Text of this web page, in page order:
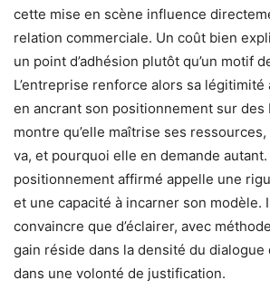
cette mise en scène influence
relation commerciale. Un coût bien
un point d’adhésion plutôt qu’un motif
L’entreprise renforce alors sa
en ancrant son positionnement sur des
montre qu’elle maîtrise ses ressources,
va, et pourquoi elle en demande autant.
positionnement affirmé appelle une
et une capacité à incarner son modèle.
convaincre que d’éclairer, avec
gain réside dans la densité du dialogue
dans une volonté de justification.